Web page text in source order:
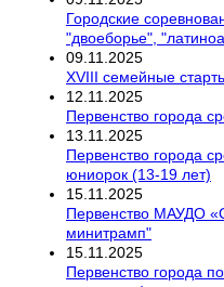
Городские
"двоеборье",
09 11 2025
XVIII семейные
12 11 2025
Первенство города
13 11 2025
Первенство города
юниорок (13-19 лет)
15 11 2025
Первенство МАУДО
минитрамп"
15 11 2025
Первенство города